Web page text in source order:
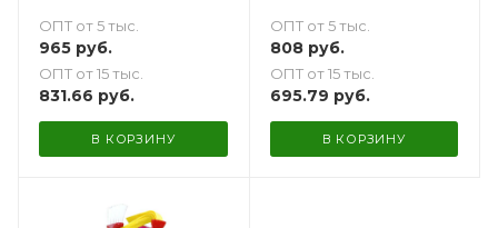
ОПТ от 5 тыс.
965 руб.
ОПТ от 15 тыс.
831.66 руб.
В КОРЗИНУ
ОПТ от 5 тыс.
808руб.
ОПТ от 15 тыс.
695.79 руб.
В КОРЗИНУ